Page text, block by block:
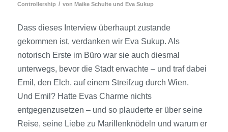
Controllership / von Maike Schulteund Eva Sukup
Dass dieses Interview überhaupt zustande
gekommen ist, verdanken wir Eva Sukup. Als
notorisch Erste im Büro war sie auch diesmal
unterwegs, bevor die Stadt erwachte – und traf dabei
Emil, den Elch, auf einem Streifzug durch Wien.
Und Emil? Hatte Evas Charme nichts
entgegenzusetzen – und so plauderte er über seine
Reise, seine Liebe zu Marillenknödeln und warum er